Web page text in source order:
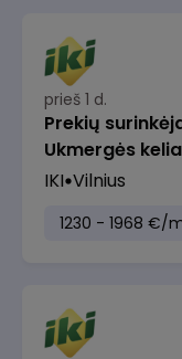
prieš 1 d.
Prekių
Ukmergės
IKI Vilnius
1230 - 1968 €/